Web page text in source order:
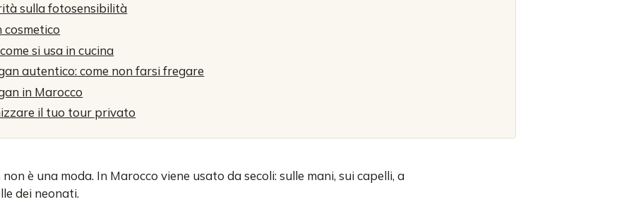
sulla fotosensibilità
cosmetico
si usa in cucina
autentico: come non farsi fregare
in Marocco
il tuo tour privato
non è una moda. In Marocco viene usato da secoli: sulle mani, sui capelli, a
dei neonati.